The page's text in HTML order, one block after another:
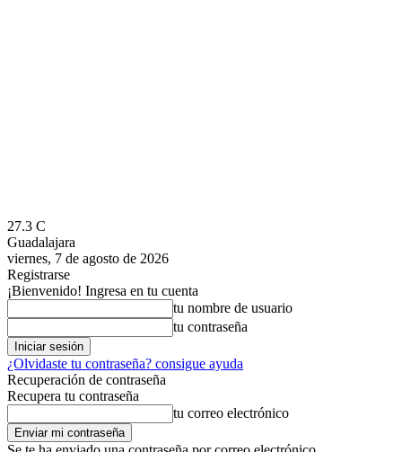
27.3 C
Guadalajara
viernes, 7 de agosto de 2026
Registrarse
¡Bienvenido! Ingresa en tu cuenta
tu nombre de usuario
tu contraseña
¿Olvidaste tu contraseña? consigue ayuda
Recuperación de contraseña
Recupera tu contraseña
tu correo electrónico